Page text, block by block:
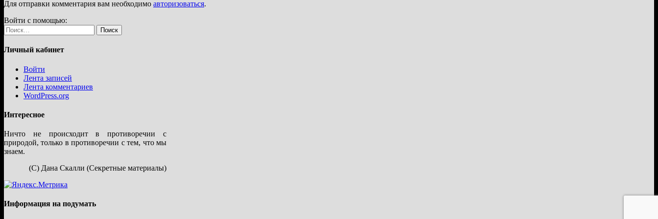
Для отправки комментария вам необходимо авторизоваться.
Войти с помощью:
Найти:
Личный кабинет
Войти
Лента записей
Лента комментариев
WordPress.org
Интересное
Ничто не происходит в противоречии с
природой, только в противоречии с тем, что мы
знаем.
(С) Дана Скалли (Секретные материалы)
Информация на подумать